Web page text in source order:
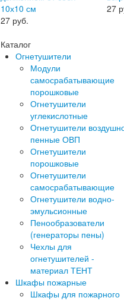
10х10 см
27 руб.
27
Каталог
Огнетушители
Модули
самосрабатывающие
порошковые
Огнетушители
углекислотные
Огнетушители
пенные ОВП
Огнетушители
порошковые
Огнетушители
самосрабатывающие
Огнетушители водно-
эмульсионные
Пенообразователи
(генераторы пены)
Чехлы для
огнетушителей -
материал ТЕНТ
Шкафы пожарные
Шкафы для пожарного